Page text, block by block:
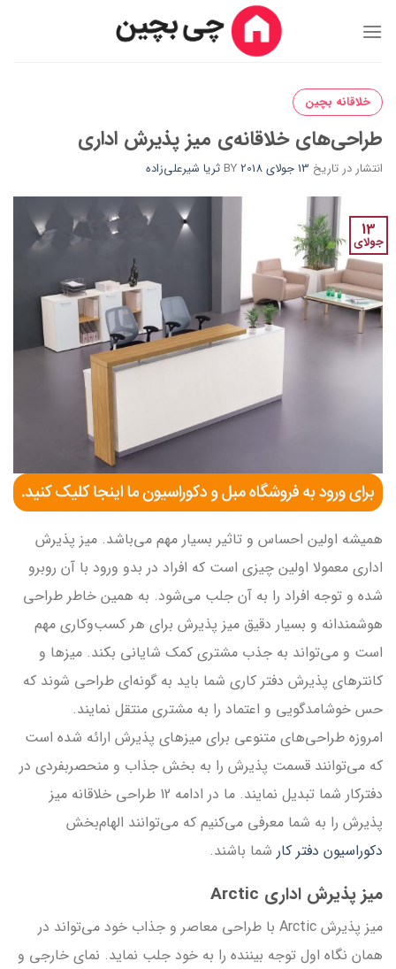
خلاقانه بچین
طراحی‌های خلاقانه‌ی میز پذیرش اداری
انتشار در تاریخ 13 جولای 2018 BYثریا شیرعلی‌زاده
13
جولای
همیشه اولین احساس و تاثیر بسیار مهم می‌باشد. میز پذیرش
اداری معمولا اولین چیزی است که افراد در بدو ورود با آن روبرو
شده و توجه افراد را به آن جلب می‌شود. به همین خاطر طراحی
هوشمندانه و بسیار دقیق میز پذیرش برای هر کسب‌وکاری مهم
است و می‌تواند به جذب مشتری کمک شایانی بکند. میزها و
کانترهای پذیرش دفتر کاری شما باید به گونه‌ای طراحی شوند که
حس خوشامدگویی و اعتماد را به مشتری منتقل نمایند.
امروزه طراحی‌های متنوعی برای میزهای پذیرش ارائه شده است
که می‌توانند قسمت پذیرش را به بخش جذاب و منحصربفردی در
دفترکار شما تبدیل نمایند. ما در ادامه 12 طراحی خلاقانه میز
پذیرش را به شما معرفی می‌کنیم که می‌توانند الهام‌بخش
دکوراسیون دفتر کار شما باشند.
میز پذیرش اداری Arctic
میز پذیرش Arctic با طراحی معاصر و جذاب خود می‌تواند در
همان نگاه اول توجه بیننده را به خود جلب نماید. نمای خارجی و